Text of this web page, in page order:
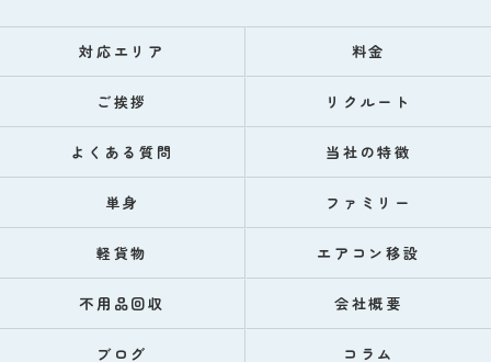
対応エリア 料金
ご挨拶 リクルート
よくある質問 当社の特徴
単身 ファミリー
軽貨物 エアコン移設
不用品回収 会社概要
ブログ コラム